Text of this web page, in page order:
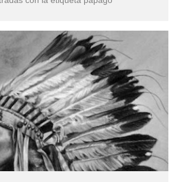
Dibujos a Lápiz del 14 de Febrero
Fotos Artísticas de las Actrices de Hollywood Más Bellas del Mundo
los cuadros de negras africanas?
arte en pintura surrealista